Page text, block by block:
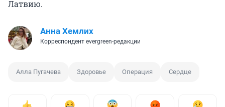
Латвию.
Анна Хемлих
Корреспондент evergreen-редакции
Алла Пугачева Здоровье Операция Сердце